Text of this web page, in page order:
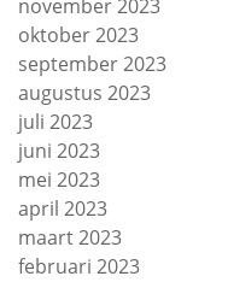
november 2023
oktober 2023
september 2023
augustus 2023
juli 2023
juni 2023
mei 2023
april 2023
maart 2023
februari 2023